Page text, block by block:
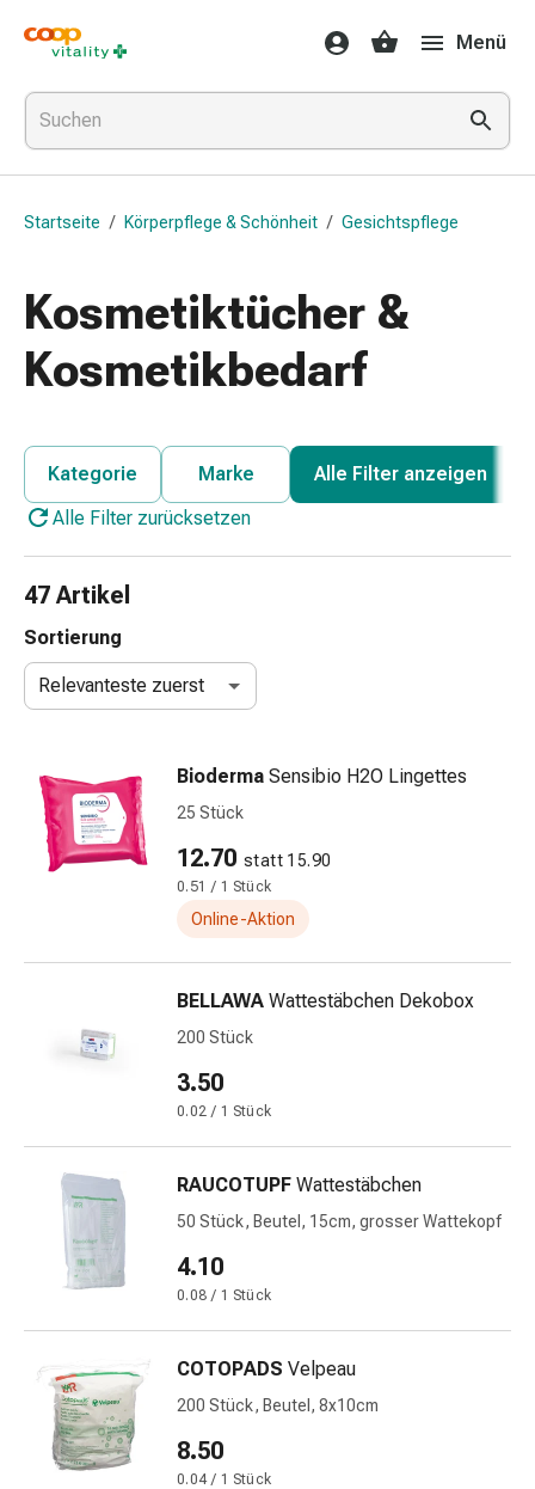
Medikamente
&
Gesundheit
Grippe
&
Erkältung
Grippe-
Erkältung
Medikamente
Halsschmerzen
Husten
Inhalationsgeräte
Zubehör
Wund-
&
Brandversorgung
Kompressen
Fingerverbände
Fixationspflaster
Gazen
Kompressionsbinden
Pflaster
Zubehör
Netzverbände
Verbandsmaterial
Verbrennungen
Sonnenbrand
Verbandwechsel-
Sets
Wundsprays
Wundverschlussstreifen
Menü
Startseite / Körperpflege & Schönheit / Gesichtspflege
Kosmetiktücher &
Kosmetikbedarf
Kategorie Marke
Alle Filter anzeigen
Alle Filter zurücksetzen
47 Artikel
Sortierung
Relevanteste zuerst
Bioderma Sensibio H2O Lingettes
25 Stück
12.70 statt 15.90
0.51 / 1 Stück
Online-Aktion
BELLAWA Wattestäbchen Dekobox
200 Stück
3.50
0.02 / 1 Stück
RAUCOTUPF Wattestäbchen
50 Stück, Beutel, 15cm, grosser Wattekopf
4.10
0.08 / 1 Stück
COTOPADS Velpeau
200 Stück, Beutel, 8x10cm
8.50
0.04 / 1 Stück